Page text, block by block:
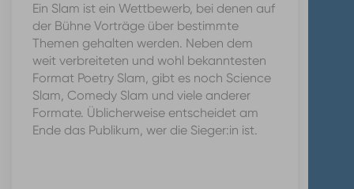
Ein Slam ist ein Wettbewerb, bei denen auf
der Bühne Vorträge über bestimmte
Themen gehalten werden. Neben dem
weit verbreiteten und wohl bekanntesten
Format Poetry Slam, gibt es noch Science
Slam, Comedy Slam und viele anderer
Formate. Üblicherweise entscheidet am
Ende das Publikum, wer die Sieger:in ist.